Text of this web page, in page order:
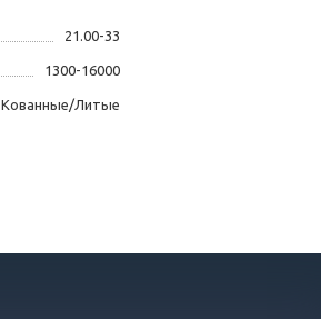
21.00-33
1300-16000
Кованные/Литые